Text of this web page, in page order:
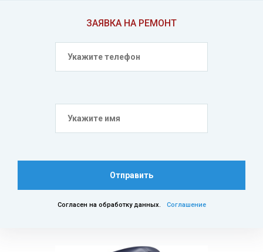
ЗАЯВКА НА РЕМОНТ
Отправить
Согласен на обработку данных. Соглашение